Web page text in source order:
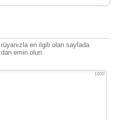
en ilgili olan sayfada
emin olun.
1000